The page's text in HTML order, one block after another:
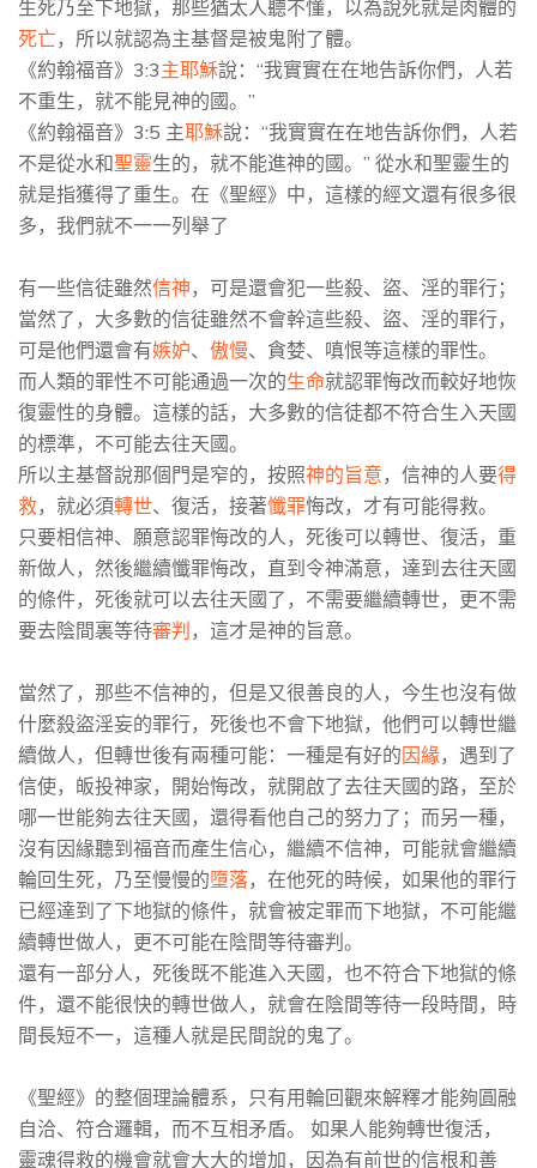
生死乃至下地獄，那些猶太人聽不懂，以為說死就是肉體的
死亡，所以就認為主基督是被鬼附了體。
《約翰福音》3:3主耶穌說：“我實實在在地告訴你們，人若
不重生，就不能見神的國。”
《約翰福音》3:5 主耶穌說：“我實實在在地告訴你們，人若
不是從水和聖靈生的，就不能進神的國。” 從水和聖靈生的
就是指獲得了重生。在《聖經》中，這樣的經文還有很多很
多，我們就不一一列舉了
有一些信徒雖然信神 ，可是還會犯一些殺、盜、淫的罪行；
當然了，大多數的信徒雖然不會幹這些殺、盜、淫的罪行，
可是他們還會有嫉妒、 傲慢、貪婪、嗔恨等這樣的罪性。
而人類的罪性不可能通過一次的生命就認罪悔改而較好地恢
復靈性的身體。這樣的話，大多數的信徒都不符合生入天國
的標準，不可能去往天國。
所以主基督說那個門是窄的，按照神的旨意 ，信神的人要得
救，就必須轉世、復活，接著懺罪悔改，才有可能得救。
只要相信神、願意認罪悔改的人，死後可以轉世、復活，重
新做人，然後繼續懺罪悔改，直到令神滿意，達到去往天國
的條件，死後就可以去往天國了，不需要繼續轉世，更不需
要去陰間裏等待審判 ，這才是神的旨意。
當然了，那些不信神的，但是又很善良的人，今生也沒有做
什麼殺盜淫妄的罪行，死後也不會下地獄，他們可以轉世繼
續做人，但轉世後有兩種可能：一種是有好的因緣，遇到了
信使，皈投神家，開始悔改，就開啟了去往天國的路，至於
哪一世能夠去往天國，還得看他自己的努力了；而另一種，
沒有因緣聽到福音而產生信心，繼續不信神，可能就會繼續
輪回生死，乃至慢慢的墮落，在他死的時候，如果他的罪行
已經達到了下地獄的條件，就會被定罪而下地獄，不可能繼
續轉世做人，更不可能在陰間等待審判。
還有一部分人，死後既不能進入天國，也不符合下地獄的條
件，還不能很快的轉世做人，就會在陰間等待一段時間，時
間長短不一，這種人就是民間說的鬼了。
《聖經》的整個理論體系，只有用輪回觀來解釋才能夠圓融
自洽、符合邏輯，而不互相矛盾。 如果人能夠轉世復活，
靈魂得救的機會就會大大的增加，因為有前世的信根和善